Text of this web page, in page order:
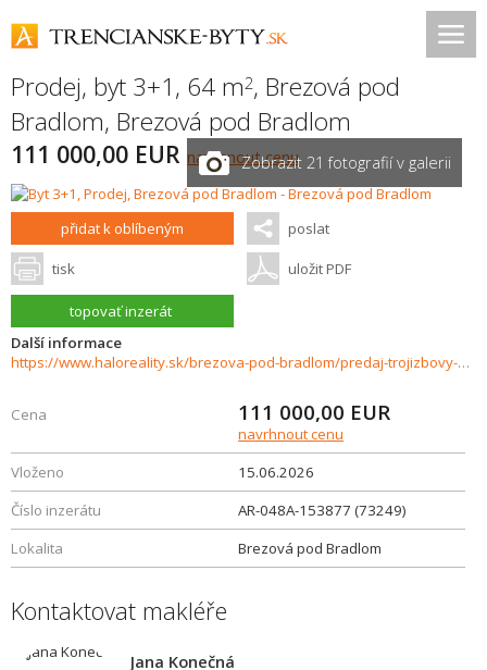
Prodej, byt 3+1, 64 m2, Brezová pod
Bradlom, Brezová pod Bradlom
111 000,00 EUR navrhnout cenuZobrazit 21 fotografií v galerii
přidat k oblíbeným poslat
tisk uložit PDF
topovať inzerát
Další informace
https://www.haloreality.sk/brezova-pod-bradlom/predaj-trojizbovy-byt-brezova-pod-bradlom/73249
Cena 111 000,00 EUR
navrhnout cenu
Vloženo
15.06.2026
Číslo inzerátu
AR-048A-153877 (73249)
Lokalita
Brezová pod Bradlom
Kontaktovat makléře
Jana Konečná